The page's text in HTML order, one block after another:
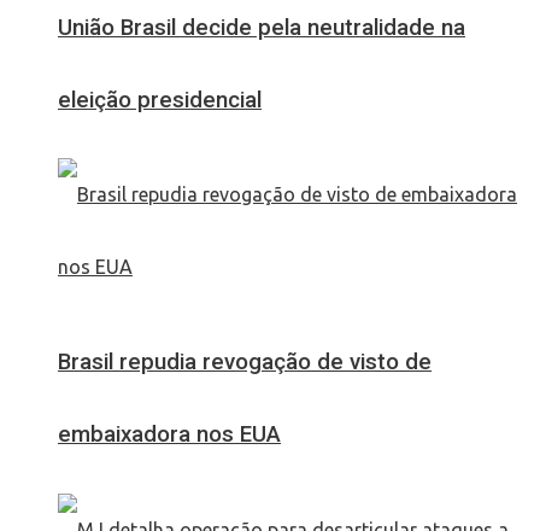
União Brasil decide pela neutralidade na
eleição presidencial
Brasil repudia revogação de visto de
embaixadora nos EUA